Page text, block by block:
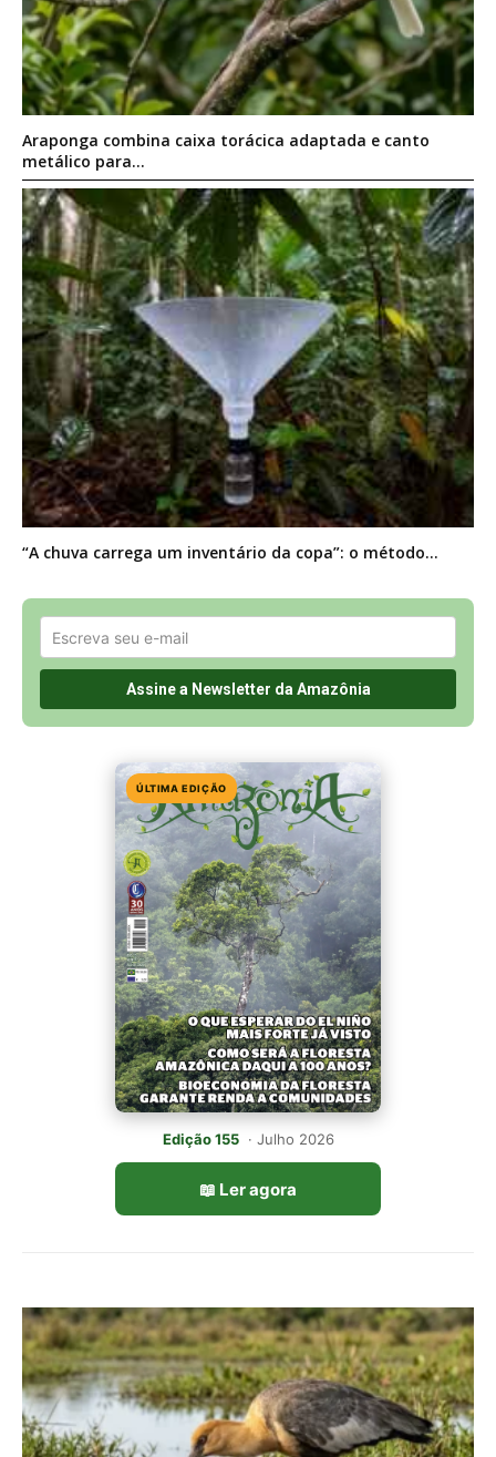
Araponga combina caixa torácica adaptada e canto
metálico para...
“A chuva carrega um inventário da copa”: o método...
ÚLTIMA EDIÇÃO
Edição 155· Julho 2026
📖 Ler agora